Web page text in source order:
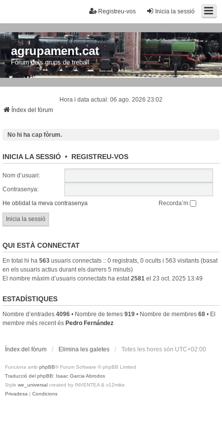
Inicia la sessió
Registreu-vos
agrupament.cat
Fòrum dels grups de treball
Hora i data actual: 06 ago. 2026 23:02
Índex del fòrum
No hi ha cap fòrum.
INICIA LA SESSIÓ • REGISTREU-VOS
Nom d’usuari:
Contrasenya:
He oblidat la meva contrasenya
Recorda’m
QUI ESTÀ CONNECTAT
En total hi ha 563 usuaris connectats :: 0 registrats, 0 ocults i 563 visitants (basat
en els usuaris actius durant els darrers 5 minuts)
El nombre màxim d’usuaris connectats ha estat 2581 el 23 oct. 2025 13:49
ESTADÍSTIQUES
Nombre d’entrades 4096 • Nombre de temes 919 • Nombre de membres 68 • El
membre més recent és Pedro Fernández
Índex del fòrum Elimina les galetes Totes les hores són UTC+02:00
Funciona amb phpBB® Forum Software © phpBB Limited
Traducció del phpBB: Isaac Garcia Abrodos
Style we_universal created by INVENTEA & v12mike
Privadesa | Condicions